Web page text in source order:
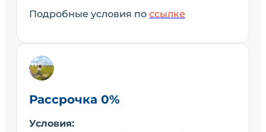
Подробные условия по ссылке
Рассрочка 0%
Условия: